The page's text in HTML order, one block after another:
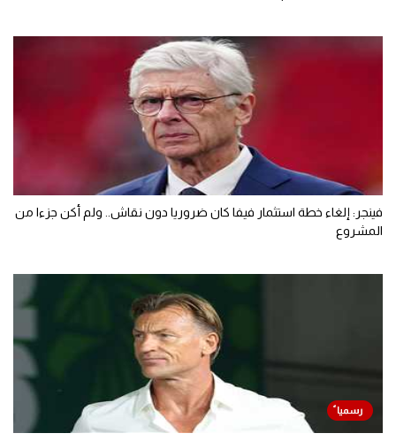
فينجر: إلغاء خطة استثمار فيفا كان ضروريا دون نقاش.. ولم أكن جزءا من
المشروع